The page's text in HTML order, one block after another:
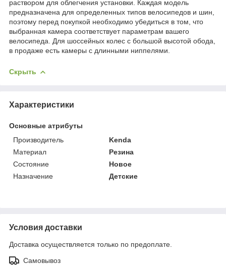
раствором для облегчения установки. Каждая модель
предназначена для определенных типов велосипедов и шин,
поэтому перед покупкой необходимо убедиться в том, что
выбранная камера соответствует параметрам вашего
велосипеда. Для шоссейных колес с большой высотой обода,
в продаже есть камеры с длинными ниппелями.
Скрыть
Характеристики
Основные атрибуты
Производитель
Kenda
Материал
Резина
Состояние
Новое
Назначение
Детские
Условия доставки
Доставка осуществляется только по предоплате.
Самовывоз